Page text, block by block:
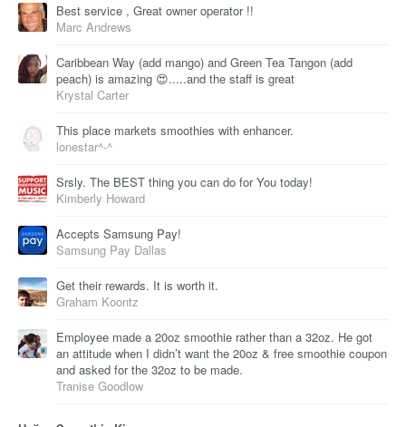
Best service , Great owner operator !!
Marc Andrews
Caribbean Way (add mango) and Green Tea Tangon (add
peach) is amazing 😍.....and the staff is great
Krystal Carter
This place markets smoothies with enhancer.
lonestar^-^
Srsly. The BEST thing you can do for You today!
Kimberly Howard
Accepts Samsung Pay!
Samsung Pay Dallas
Get their rewards. It is worth it.
Graham Koontz
Employee made a 20oz smoothie rather than a 32oz. He got
an attitude when I didn’t want the 20oz & free smoothie coupon
and asked for the 32oz to be made.
Tranise Goodlow